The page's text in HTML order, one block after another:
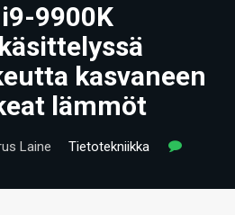
9900K
kasvaneen
lämmöt
Laine
Tietotekniikka